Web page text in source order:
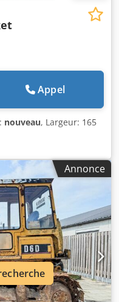
Appel
nouveau, Largeur: 165
Annonce